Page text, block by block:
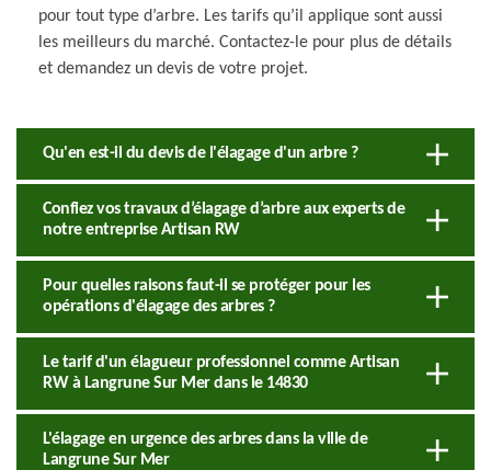
pour tout type d’arbre. Les tarifs qu’il applique sont aussi
les meilleurs du marché. Contactez-le pour plus de détails
et demandez un devis de votre projet.
Qu'en est-il du devis de l'élagage d'un arbre ?
Confiez vos travaux d’élagage d’arbre aux experts de
notre entreprise Artisan RW
Pour quelles raisons faut-il se protéger pour les
opérations d'élagage des arbres ?
Le tarif d'un élagueur professionnel comme Artisan
RW à Langrune Sur Mer dans le 14830
L'élagage en urgence des arbres dans la ville de
Langrune Sur Mer